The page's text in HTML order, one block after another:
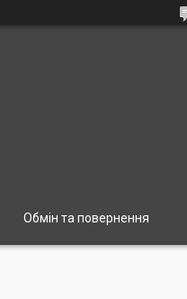
Обмін та повернення